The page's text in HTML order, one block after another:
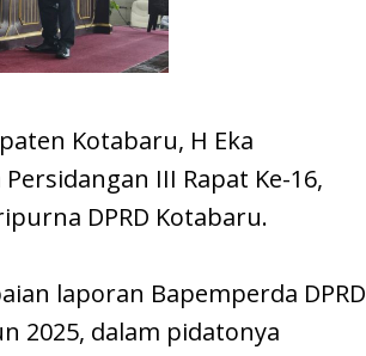
Kotabaru, H Eka
III Rapat Ke-16,
DPRD Kotabaru.
laporan Bapemperda DPRD
2025, dalam pidatonya